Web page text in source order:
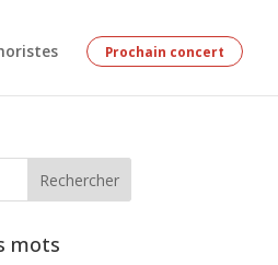
Prochain concert
mots